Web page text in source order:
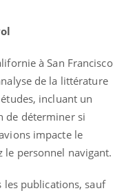
à San Francisco
de la littérature
incluant un
de déterminer si
impacte le
le personnel navigant.
les publications, sauf